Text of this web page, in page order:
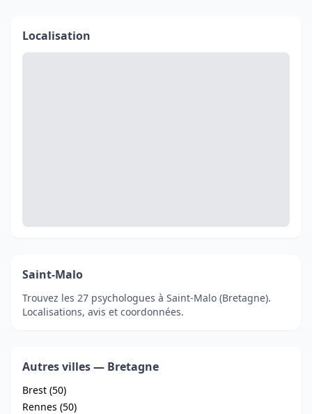
Localisation
Saint-Malo
Trouvez les 27 psychologues à Saint-Malo (Bretagne).
Localisations, avis et coordonnées.
Autres villes — Bretagne
Brest (50)
Rennes (50)